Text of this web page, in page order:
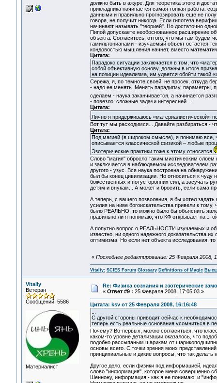
должно быть в ажуре. Для теоретика этого и
прикладника начинается самая тонкая работа:
данными и правильно прогнозировать еще не
говоря, не получит никогда. Если гипотеза
начинают называть "теорией". Но достаточно
Пипой допускаете необоснованное расширение
объекта. Согласитесь, оттого, что мы там будем
гамильтонианами - изучаемый объект остается
кондовостью мышления начнет, вместо
Цитата:
Парадокс ситуации заключается в том, что
собой объективную основу, должны в итоге
на позиции идеализма, им удается обойти такой
Сережа, я, по темноте своей, не просек, откуда
- надо ее менять. Менять парадигму, параметры,
сделаем - наука заканчивается, а начинается
- повезло: сложные задачи интересней...
Цитата:
Лично я придерживаюсь «материалистической»
Вот тут мы расходимся... Давайте разбираться -
Цитата:
Под магией (в широком смысле), я понимаю все,
описывается классической физикой – любые
Эзотерические практики тоже к этому относятся
Слово "магия" обросло таким мистическим слоем
и заключается в наблюдаемом исследователем
другого - узус. Вся наука построена на
был бы конец цивилизации. Но относиться к чуду
божественных и потусторонних сил, а засучать
детям и внукам... А может и бросить, если сама
А теперь, с вашего позволения, я бы хотел
усилия на ниве богоискательства привели к
было РЕАЛЬНО, то можно было бы объяснить
правильно ли я понимаю, что КФ открывает на
А попутно вопрос о РЕАЛЬНОСТИ изучаемых и
известно, ни одного надежного доказательства
оптимизма. Но если нет объекта исследования,
« Последнее редактирование: 25 Февраля 2008,
Vitaliy: SCIES Forum Glossary Definitions of Magic
Vitaliy
Ветеран
Сообщений: 5586
Материалист
Re: Физика сознания и эзотерические
« Ответ #9 : 25 Февраля 2008, 17:05:03 »
Цитата: ksv от 25 Февраля 2008, 16:16:48
С другой стороны приводит сейчас к
теперь есть реальные основания усомниться в
Почему? Во-первых, можно согласиться, что
каком-то уровне детализации оказалось, что
подобно рассыпаным шарикам от
основы всего. С точки зрения моих
принципиальные и дикие вопросы, что так делать
Другое дело, если физики под информацией,
слово "информация", которое меня совершенно
Шеннону, информация - как я ее понимаю, и